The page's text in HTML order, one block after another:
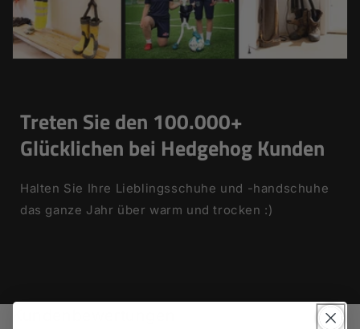
Treten Sie den 100.000+
Glücklichen bei Hedgehog Kunden
Halten Sie Ihre Lieblingsschuhe und -handschuhe
das ganze Jahr über warm und trocken :)